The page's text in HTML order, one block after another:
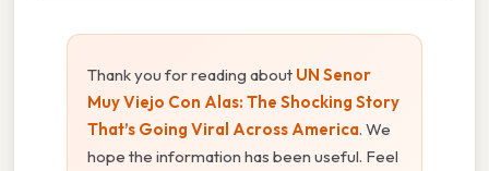
Thank you for reading about UN Senor
Muy Viejo Con Alas: The Shocking Story
That’s Going Viral Across America. We
hope the information has been useful. Feel